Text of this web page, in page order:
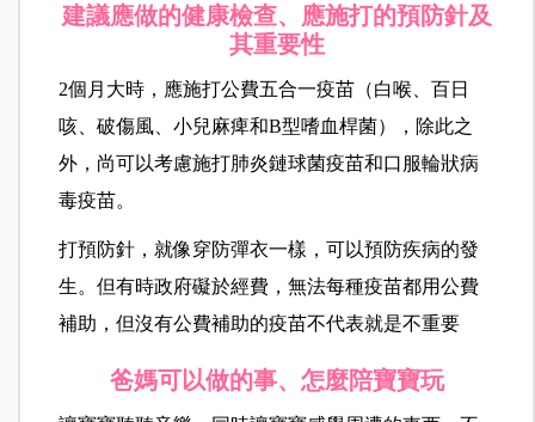
建議應做的健康檢查、應施打的預防針及
其重要性
2個月大時，應施打公費五合一疫苗（白喉、百日
咳、破傷風、小兒麻痺和B型嗜血桿菌），除此之
外，尚可以考慮施打肺炎鏈球菌疫苗和口服輪狀病
毒疫苗。
打預防針，就像穿防彈衣一樣，可以預防疾病的發
生。但有時政府礙於經費，無法每種疫苗都用公費
補助，但沒有公費補助的疫苗不代表就是不重要
爸媽可以做的事、怎麼陪寶寶玩